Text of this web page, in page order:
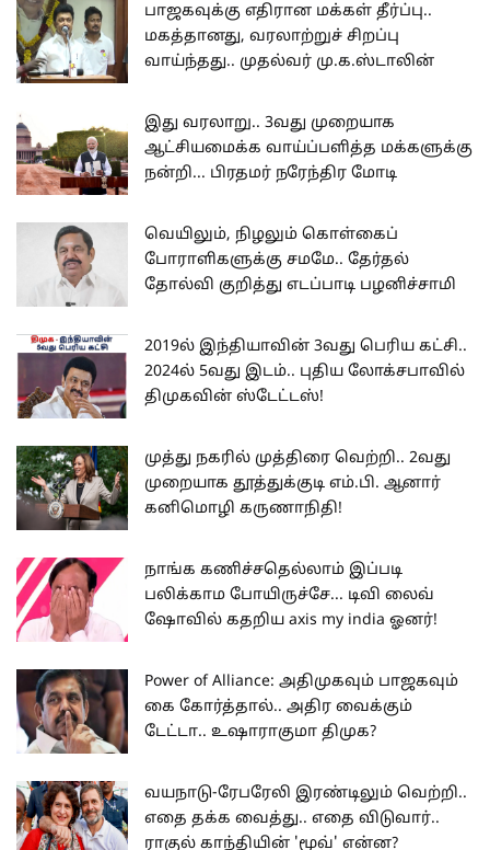
பாஜகவுக்கு எதிரான மக்கள் தீர்ப்பு..
மகத்தானது, வரலாற்றுச் சிறப்பு
வாய்ந்தது.. முதல்வர் மு.க.ஸ்டாலின்
இது வரலாறு.. 3வது முறையாக
ஆட்சியமைக்க வாய்ப்பளித்த மக்களுக்கு
நன்றி... பிரதமர் நரேந்திர மோடி
வெயிலும், நிழலும் கொள்கைப்
போராளிகளுக்கு சமமே.. தேர்தல்
தோல்வி குறித்து எடப்பாடி பழனிச்சாமி
2019ல் இந்தியாவின் 3வது பெரிய கட்சி..
2024ல் 5வது இடம்.. புதிய லோக்சபாவில்
திமுகவின் ஸ்டேட்டஸ்!
முத்து நகரில் முத்திரை வெற்றி.. 2வது
முறையாக தூத்துக்குடி எம்.பி. ஆனார்
கனிமொழி கருணாநிதி!
நாங்க கணிச்சதெல்லாம் இப்படி
பலிக்காம போயிருச்சே... டிவி லைவ்
ஷோவில் கதறிய axis my india ஓனர்!
Power of Alliance: அதிமுகவும் பாஜகவும்
கை கோர்த்தால்.. அதிர வைக்கும்
டேட்டா.. உஷாராகுமா திமுக?
வயநாடு-ரேபரேலி இரண்டிலும் வெற்றி..
எதை தக்க வைத்து.. எதை விடுவார்..
ராகுல் காந்தியின் 'மூவ்' என்ன?